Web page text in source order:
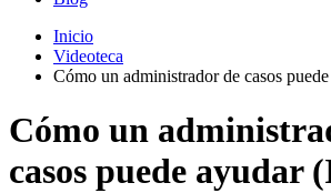
Inicio
Videoteca
Cómo un administrador de casos
Cómo un
casos puede ayudar